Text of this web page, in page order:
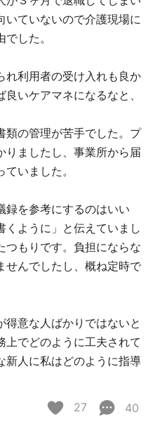
いていないので介護現場に
した。
れ利用者の受け入れも良か
いケアマネになるなと、
類の管理が苦手でした。プ
りましたし、事業所から届
いました。
録を参考にするのはいい
くように」と伝えていまし
つもりです。負担にならな
せんでしたし、概ね定時で
意な人ばかりではないと
上でどのように工夫されて
人に私はどのように指導
27
40